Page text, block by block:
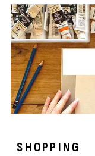
SHOPPING